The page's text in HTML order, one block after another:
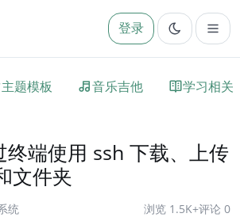
登录
主题模板 音乐吉他 学习相关
端使用 ssh 下载、上传
文件夹
统 浏览 1.5K+评论 0